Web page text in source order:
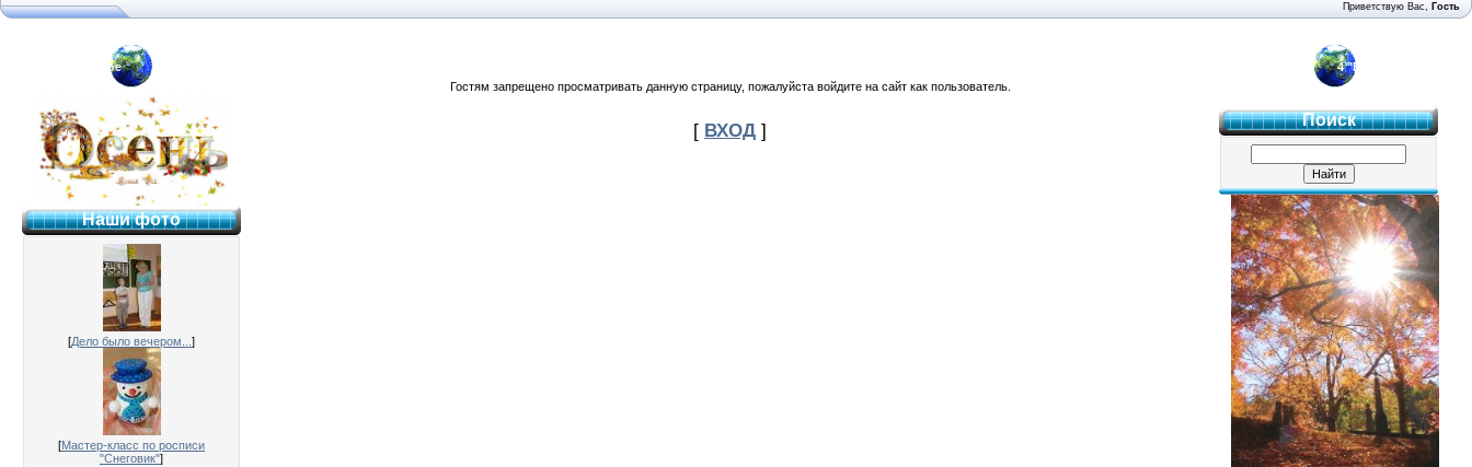
Приветствую Вас, Гость
№2 г. Раменское
Наши фото
[Дело было вечером... ]
[Мастер-класс по росписи
"Снеговик"]
Гостям запрещено просматривать данную страницу, пожалуйста войдите на сайт как пользователь.
[ ВХОД ]
4 "Б"
Поиск